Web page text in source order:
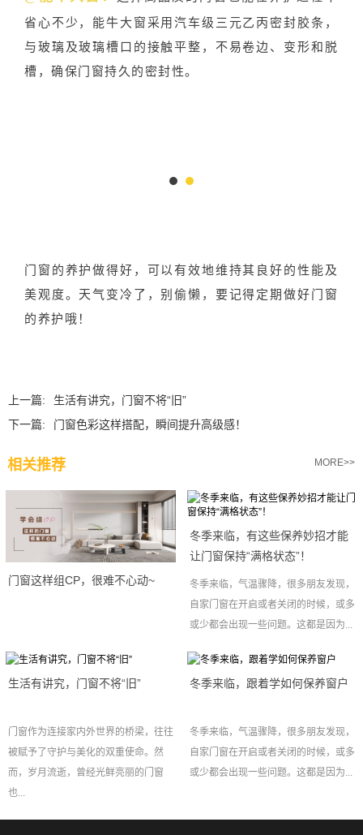
省心不少，能牛大窗采用汽车级三元乙丙密封胶条，
与玻璃及玻璃槽口的接触平整，不易卷边、变形和脱
槽，确保门窗持久的密封性。
门窗的养护做得好，可以有效地维持其良好的性能及
美观度。天气变冷了，别偷懒，要记得定期做好门窗
的养护哦！
上一篇:
生活有讲究，门窗不将“旧”
下一篇:
门窗色彩这样搭配，瞬间提升高级感！
相关推荐 MORE>>
门窗这样组CP，很难不心动~
冬季来临，有这些保养妙招才能
让门窗保持“满格状态”！
冬季来临，气温骤降，很多朋友发现，
自家门窗在开启或者关闭的时候，或多
或少都会出现一些问题。这都是因为...
生活有讲究，门窗不将“旧”
门窗作为连接家内外世界的桥梁，往往
被赋予了守护与美化的双重使命。然
而，岁月流逝，曾经光鲜亮丽的门窗
也...
冬季来临，跟着学如何保养窗户
冬季来临，气温骤降，很多朋友发现，
自家门窗在开启或者关闭的时候，或多
或少都会出现一些问题。这都是因为...